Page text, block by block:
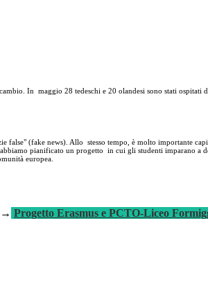
In maggio 28 tedeschi e 20 olandesi sono stati ospitati
(fake news). Allo stesso tempo, è molto importante
pianificato un progetto in cui gli studenti imparano a
europea.
Progetto Erasmus e PCTO-Liceo